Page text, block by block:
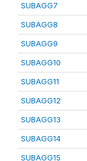
SUBAGG7
SUBAGG8
SUBAGG9
SUBAGG10
SUBAGG11
SUBAGG12
SUBAGG13
SUBAGG14
SUBAGG15